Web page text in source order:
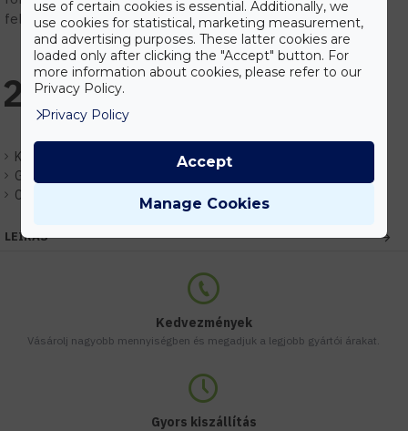
feltételek.
Készlet:
Központi raktár (1-7nap)
Gyártó:
Cikkszám:
23.271 Ft
LEÍRÁS
Kedvezmények
Vásárolj nagyobb mennyiségben és megadjuk a legjobb gyártói árakat.
Gyors kiszállítás
use of certain cookies is essential. Additionally, we
use cookies for statistical, marketing measurement,
and advertising purposes. These latter cookies are
loaded only after clicking the "Accept" button. For
more information about cookies, please refer to our
Privacy Policy.
Privacy Policy
Manage Cookies
Accept